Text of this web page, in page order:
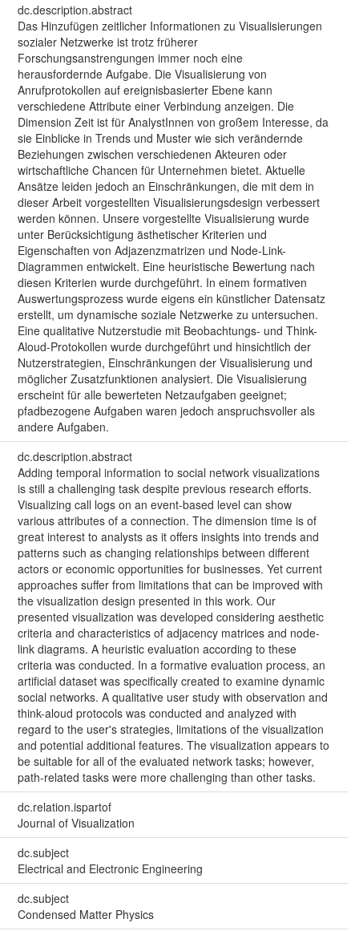
dc.description.abstract
Das Hinzufügen zeitlicher Informationen zu Visualisierungen
sozialer Netzwerke ist trotz früherer
Forschungsanstrengungen immer noch eine
herausfordernde Aufgabe. Die Visualisierung von
Anrufprotokollen auf ereignisbasierter Ebene kann
verschiedene Attribute einer Verbindung anzeigen. Die
Dimension Zeit ist für AnalystInnen von großem Interesse, da
sie Einblicke in Trends und Muster wie sich verändernde
Beziehungen zwischen verschiedenen Akteuren oder
wirtschaftliche Chancen für Unternehmen bietet. Aktuelle
Ansätze leiden jedoch an Einschränkungen, die mit dem in
dieser Arbeit vorgestellten Visualisierungsdesign verbessert
werden können. Unsere vorgestellte Visualisierung wurde
unter Berücksichtigung ästhetischer Kriterien und
Eigenschaften von Adjazenzmatrizen und Node-Link-
Diagrammen entwickelt. Eine heuristische Bewertung nach
diesen Kriterien wurde durchgeführt. In einem formativen
Auswertungsprozess wurde eigens ein künstlicher Datensatz
erstellt, um dynamische soziale Netzwerke zu untersuchen.
Eine qualitative Nutzerstudie mit Beobachtungs- und Think-
Aloud-Protokollen wurde durchgeführt und hinsichtlich der
Nutzerstrategien, Einschränkungen der Visualisierung und
möglicher Zusatzfunktionen analysiert. Die Visualisierung
erscheint für alle bewerteten Netzaufgaben geeignet;
pfadbezogene Aufgaben waren jedoch anspruchsvoller als
andere Aufgaben.
dc.description.abstract
Adding temporal information to social network visualizations
is still a challenging task despite previous research efforts.
Visualizing call logs on an event-based level can show
various attributes of a connection. The dimension time is of
great interest to analysts as it offers insights into trends and
patterns such as changing relationships between different
actors or economic opportunities for businesses. Yet current
approaches suffer from limitations that can be improved with
the visualization design presented in this work. Our
presented visualization was developed considering aesthetic
criteria and characteristics of adjacency matrices and node-
link diagrams. A heuristic evaluation according to these
criteria was conducted. In a formative evaluation process, an
artificial dataset was specifically created to examine dynamic
social networks. A qualitative user study with observation and
think-aloud protocols was conducted and analyzed with
regard to the user's strategies, limitations of the visualization
and potential additional features. The visualization appears to
be suitable for all of the evaluated network tasks; however,
path-related tasks were more challenging than other tasks.
dc.relation.ispartof
Journal of Visualization
dc.subject
Electrical and Electronic Engineering
dc.subject
Condensed Matter Physics